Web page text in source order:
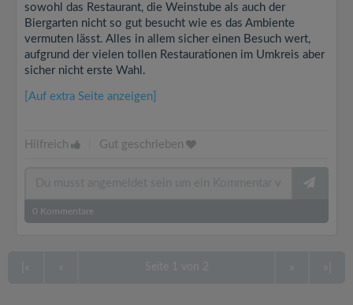
sowohl das Restaurant, die Weinstube als auch der
Biergarten nicht so gut besucht wie es das Ambiente
vermuten lässt. Alles in allem sicher einen Besuch wert,
aufgrund der vielen tollen Restaurationen im Umkreis aber
sicher nicht erste Wahl.
[Auf extra Seite anzeigen]
Hilfreich Gut geschrieben
0 Kommentare